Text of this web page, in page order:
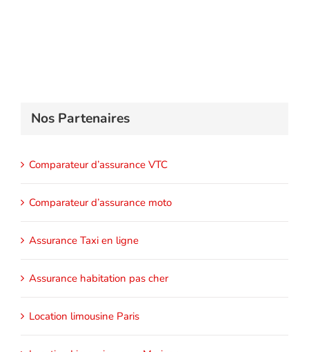
Nos Partenaires
Comparateur d’assurance VTC
Comparateur d’assurance moto
Assurance Taxi en ligne
Assurance habitation pas cher
Location limousine Paris